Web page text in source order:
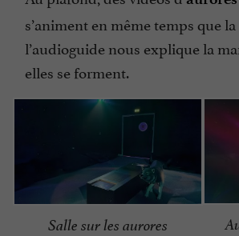
s’animent en même temps que
l’audioguide nous explique la
elles se forment.
Salle sur les aurores